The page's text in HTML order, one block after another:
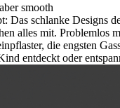
smooth
Das schlanke Designs
alles mit. Problemlos
die engsten
entdeckt oder